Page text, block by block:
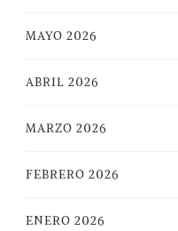
MAYO 2026
ABRIL 2026
MARZO 2026
FEBRERO 2026
ENERO 2026